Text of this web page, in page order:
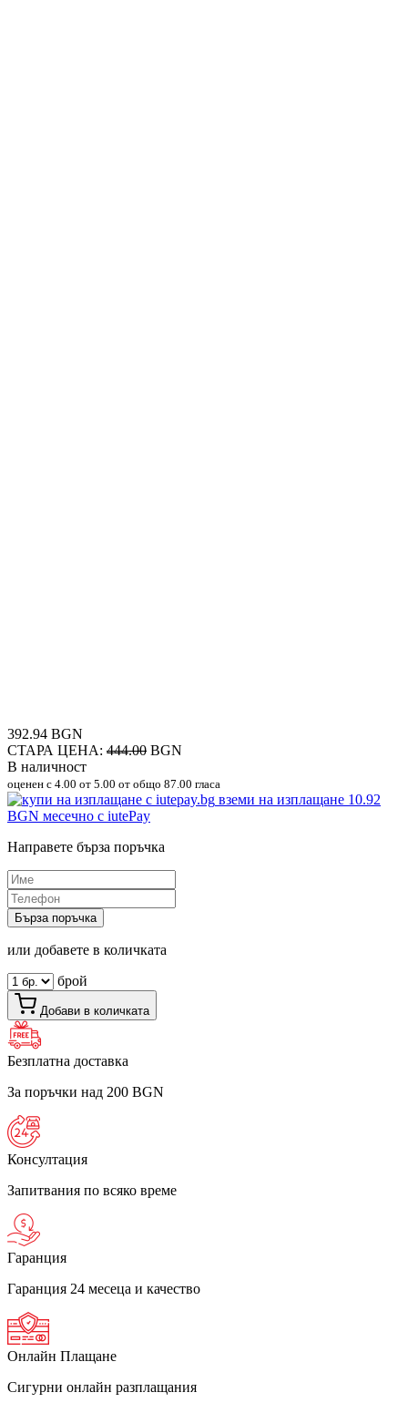
392.94 BGN
СТАРА ЦЕНА: 444.00 BGN
В наличност
оценен с 4.00 от 5.00 от общо 87.00 гласа
вземи на изплащане 10.92
BGN месечно с iutePay
Направете бърза поръчка
Бърза поръчка
или добавете в количката
брой
Добави в количката
Безплатна доставка
За поръчки над 200 BGN
Консултация
Запитвания по всяко време
Гаранция
Гаранция 24 месеца и качество
Онлайн Плащане
Сигурни онлайн разплащания